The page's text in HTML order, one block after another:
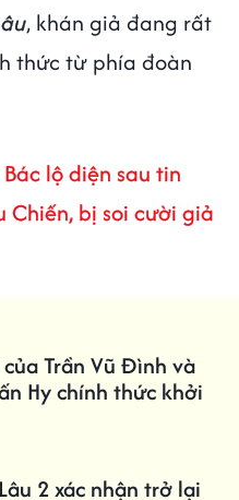
, khán giả đang rất
thức từ phía đoàn
lộ diện sau tin
Chiến, bị soi cười giả
Trần Vũ Đình và
Hy chính thức khởi
2 xác nhận trở lại